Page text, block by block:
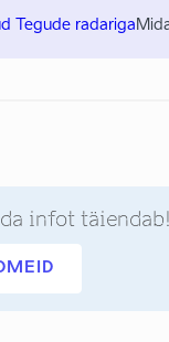
Tegude radariga
infot täiendab!